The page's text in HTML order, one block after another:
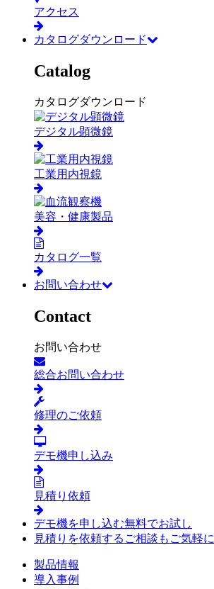
アクセス
カタログダウンロード
Catalog
カタログダウンロード
デジタル顕微鏡
工業用内視鏡
美容・健康製品
カタログ一覧
お問い合わせ
Contact
お問い合わせ
総合お問い合わせ
修理のご依頼
デモ機申し込み
見積り依頼
デモ機を申し込む無料でお試し
見積りを依頼する ご相談もご気軽に
製品情報
導入事例